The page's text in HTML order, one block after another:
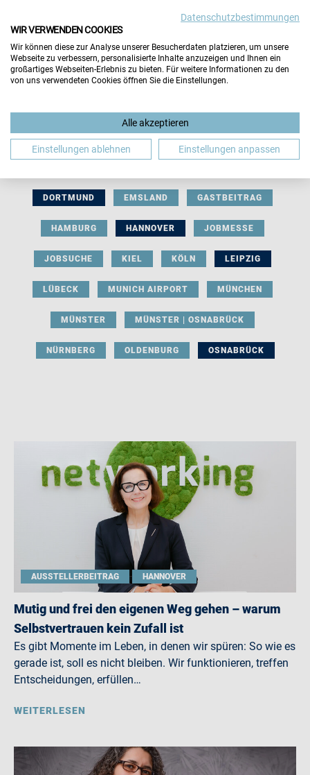
BERUFLICHE ORIENTIERUNG BEWERBUNG
DORTMUND EMSLAND GASTBEITRAG
HAMBURG HANNOVER JOBMESSE
JOBSUCHE KIEL KÖLN LEIPZIG
LÜBECK MUNICH AIRPORT MÜNCHEN
MÜNSTER MÜNSTER | OSNABRÜCK
NÜRNBERG OLDENBURG OSNABRÜCK
AUSSTELLERBEITRAG HANNOVER
Mutig und frei den eigenen Weg gehen – warum
Selbstvertrauen kein Zufall ist
Es gibt Momente im Leben, in denen wir spüren: So wie es
gerade ist, soll es nicht bleiben. Wir funktionieren, treffen
Entscheidungen, erfüllen…
WEITERLESEN
Datenschutzbestimmungen
WIR VERWENDEN COOKIES
Wir können diese zur Analyse unserer Besucherdaten platzieren, um unsere
Webseite zu verbessern, personalisierte Inhalte anzuzeigen und Ihnen ein
großartiges Webseiten-Erlebnis zu bieten. Für weitere Informationen zu den
von uns verwendeten Cookies öffnen Sie die Einstellungen.
Alle akzeptieren
Einstellungen ablehnen Einstellungen anpassen